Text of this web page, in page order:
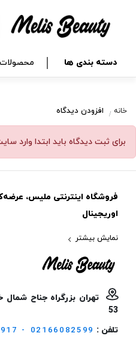
دسته بندی ها
خانه افزودن دیدگاه
برای ثبت دیدگاه باید ابتدا وارد
فروشگاه اینترنتی ملیس،
اوریجینال
نمایش بیشتر
تهران بزرگراه جناح
53
تلفن : - 02166082599